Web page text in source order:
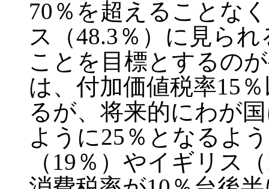
70％を超えることな
ス（48.3％）に見ら
ことを目標とするの
は、付加価値税率15
るが、将来的にわが
ように25％となるよ
（19％）やイギリス